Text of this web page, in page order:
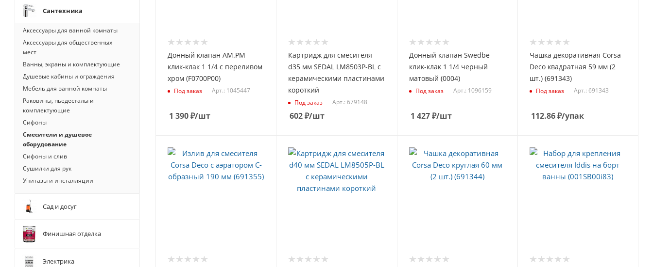
Донный клапан AM.PM
клик-клак 1 1/4 с переливом
хром (F0700P00)
Под заказ Арт.: 1045447
1 390₽/шт
Картридж для смесителя
d35 мм SEDAL LM8503P-BL с
керамическими пластинами
короткий
Под заказ Арт.: 679148
602₽/шт
Донный клапан Swedbe
клик-клак 1 1/4 черный
матовый (0004)
Под заказ Арт.: 1096159
1 427₽/шт
Чашка декоративная Corsa
Deco квадратная 59 мм (2
шт.) (691343)
Под заказ Арт.: 691343
112.86₽/упак
Сантехника
Аксессуары для ванной комнаты
Аксессуары для общественных
мест
Ванны, экраны и комплектующие
Душевые кабины и ограждения
Мебель для ванной комнаты
Раковины, пьедесталы и
комплектующие
Сифоны
Смесители и душевое
оборудование
Сифоны и слив
Сушилки для рук
Унитазы и инсталляции
Сад и досуг
Финишная отделка
Электрика